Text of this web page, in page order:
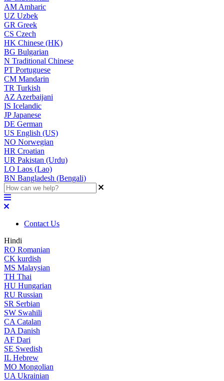
AM Amharic
UZ Uzbek
GR Greek
CS Czech
HK Chinese (HK)
BG Bulgarian
N Traditional Chinese
PT Portuguese
CM Mandarin
TR Turkish
AZ Azerbaijani
IS Icelandic
JPJapanese
DE German
US English (US)
NO Norwegian
HR Croatian
UR Pakistan (Urdu)
LO Laos (Lao)
BN Bangladesh (Bengali)
Contact Us
Hindi
RO Romanian
CK kurdish
MS Malaysian
TH Thai
HU Hungarian
RU Russian
SR Serbian
SW Swahili
CA Catalan
DA Danish
AF Dari
SE Swedish
IL Hebrew
MO Mongolian
UA Ukrainian